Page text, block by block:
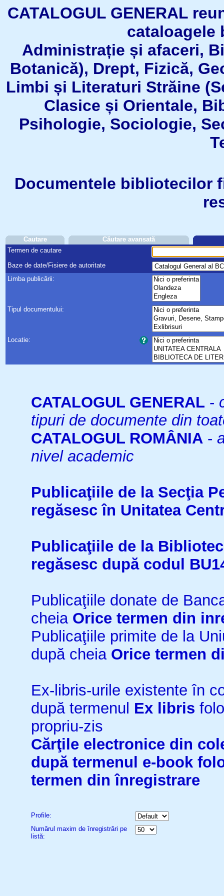
CATALOGUL GENERAL
Administrație și afaceri,
Botanică), Drept, Fizică,
Limbi și Literaturi Străine
Clasice și Orientale,
Psihologie, Sociologie,
Documentele bibliotecilor
Cautare
Căutare avansată
Termen de cautare
Baze de date/Fisiere de autoritate
Limba publicării:
Tipul documentului:
Locatie:
CATALOGUL GENERAL -
tipuri de documente din
CATALOGUL ROMÂNIA -
nivel academic
Publicaţiile de la Secţia
regăsesc în Unitatea
Publicaţiile de la
regăsesc după codul
Publicaţiile donate de
cheia Orice termen din
Publicaţiile primite de la
după cheia Orice termen
Ex-libris-urile existente în
după termenul Ex libris
propriu-zis
Cărţile electronice din
după termenul e-book
termen din înregistrare
Profile:
Numărul maxim de înregistrări pe
listă: